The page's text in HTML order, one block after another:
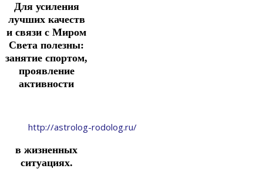
Для усиления
лучших качеств
и связи с Миром
Света полезны:
занятие спортом,
проявление
активности
http://astrolog-rodolog.ru/
в жизненных
ситуациях.